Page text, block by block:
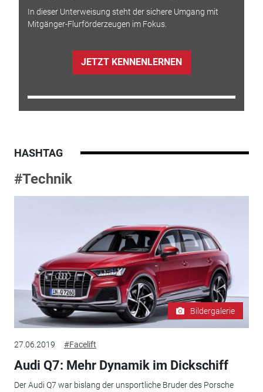
In dieser Unterweisung steht der sichere Umgang mit
Mitgänger-Flurförderzeugen im Fokus.
JETZT KENNENLERNEN
HASHTAG
#Technik
Bildergalerie
27.06.2019 #Facelift
Audi Q7: Mehr Dynamik im Dickschiff
Der Audi Q7 war bislang der unsportliche Bruder des Porsche